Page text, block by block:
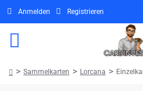
Anmelden Registrieren
Sammelkarten Lorcana